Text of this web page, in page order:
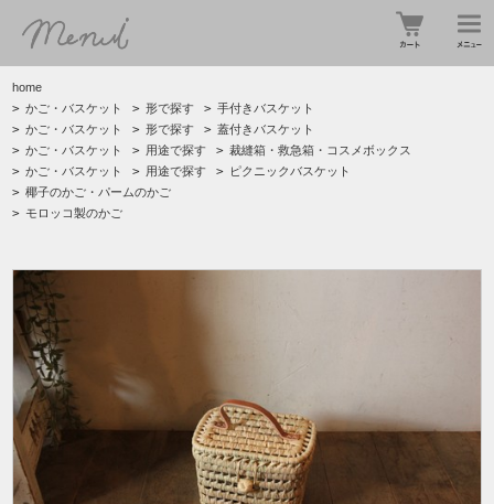
home
> かご・バスケット > 形で探す > 手付きバスケット
> かご・バスケット > 形で探す > 蓋付きバスケット
> かご・バスケット > 用途で探す > 裁縫箱・救急箱・コスメボックス
> かご・バスケット > 用途で探す > ピクニックバスケット
> 椰子のかご・パームのかご
> モロッコ製のかご